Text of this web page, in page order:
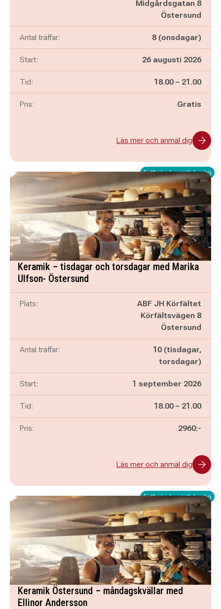
Midgårdsgatan 8
Östersund
Antal träffar: 8 (onsdagar)
Start: 26 augusti 2026
Tid: Pågår mellan
18.00 – och
21.00
Pris: Gratis
Läs mer och anmäl dig
Fullbokad – ställ dig i kö
Keramik – tisdagar och torsdagar med Marika
Ulfson- Östersund
Plats:
ABF JH Körfältet
Körfältsvägen 8
Östersund
Antal träffar:
10 (tisdagar,
torsdagar)
Start: 1 september 2026
Tid: Pågår mellan
18.00 – och
21.00
Pris: 2960:-
Läs mer och anmäl dig
Fullbokad – ställ dig i kö
Keramik Östersund – måndagskvällar med
Ellinor Andersson